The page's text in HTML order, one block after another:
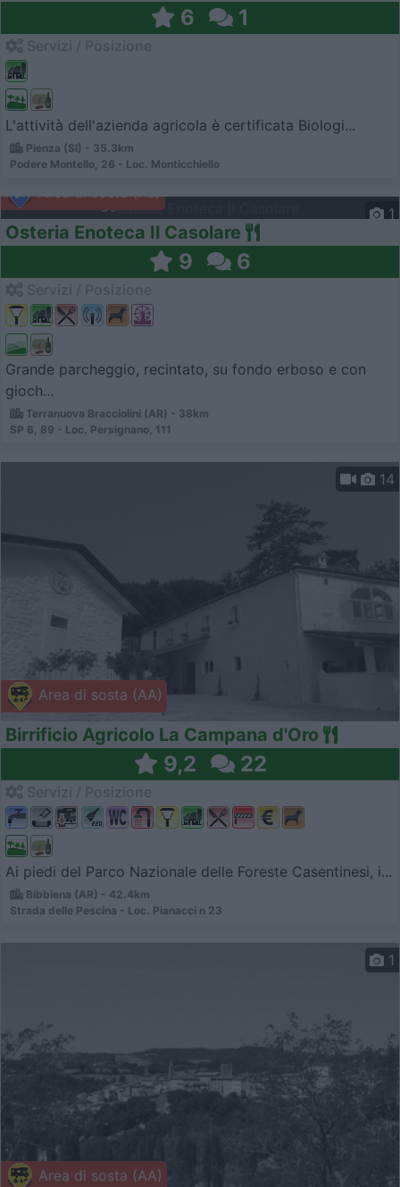
6 1
L'attività dell'azienda agricola è certificata Biologi...
Pienza (SI) - 35.3km
Podere Montello, 26 - Loc. Monticchiello
Area di sosta (PS)
1
Osteria Enoteca Il Casolare
9 6
Grande parcheggio, recintato, su fondo erboso e con
gioch...
Terranuova Bracciolini (AR) - 38km
SP 6, 89 - Loc. Persignano, 111
Area di sosta (AA)
14
Birrificio Agricolo La Campana d'Oro
9,2 22
Ai piedi del Parco Nazionale delle Foreste Casentinesi, i...
Bibbiena (AR) - 42.4km
Strada delle Pescina - Loc. Pianacci n 23
Area di sosta (AA)
1